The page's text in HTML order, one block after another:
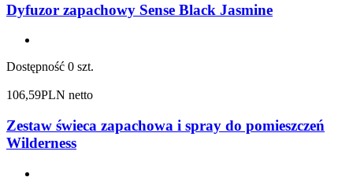
Dyfuzor zapachowy Sense Black Jasmine
Dostępność 0 szt.
106,59PLN netto
Zestaw świeca zapachowa i spray do pomieszczeń
Wilderness